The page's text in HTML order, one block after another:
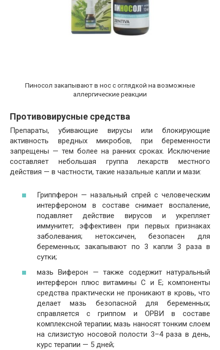
Пиносол закапывают в нос с оглядкой на возможные
аллергические реакции
Противовирусные средства
Препараты, убивающие вирусы или блокирующие
активность вредных микробов, при беременности
запрещены — тем более на ранних сроках. Исключение
составляет небольшая группа лекарств местного
действия — в частности, такие назальные капли и мази:
Гриппферон — назальный спрей с человеческим
интерфероном в составе снимает воспаление,
подавляет действие вирусов и укрепляет
иммунитет; эффективен при первых признаках
заболевания; нетоксичен, безопасен для
беременных; закапывают по 3 капли 3 раза в
сутки;
мазь Виферон — также содержит натуральный
интерферон плюс витамины С и Е; компоненты
средства практически не проникают в кровь, что
делает мазь безопасной для беременных;
справляется с гриппом и ОРВИ в составе
комплексной терапии; мазь наносят тонким слоем
на слизистую носовой полости 3–4 раза в день,
курс терапии — 5 дней;